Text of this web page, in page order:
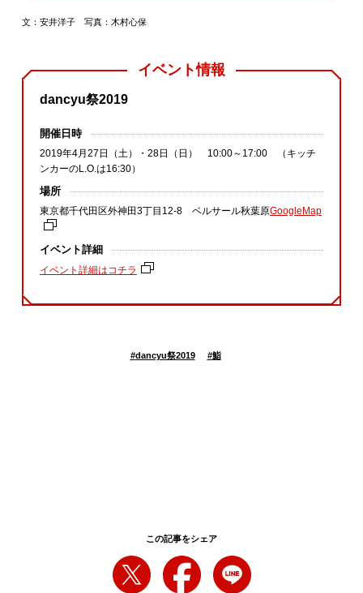
文：安井洋子 写真：木村心保
イベント情報
dancyu祭2019
開催日時
2019年4月27日（土）・28日（日） 10:00～17:00 （キッチ
ンカーのL.O.は16:30）
場所
東京都千代田区外神田3丁目12‐8 ベルサール秋葉原GoogleMap
イベント詳細
イベント詳細はコチラ
#dancyu祭2019 #鮨
この記事をシェア